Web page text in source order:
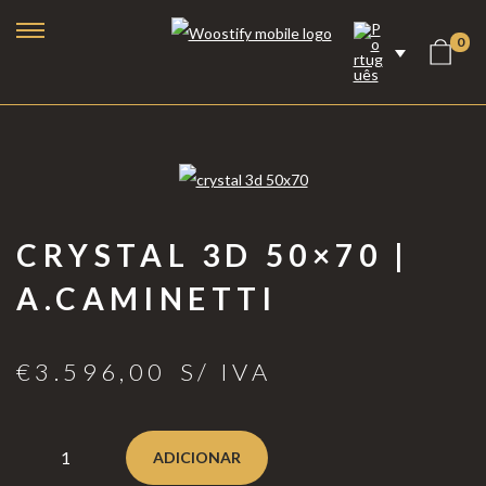
0
CRYSTAL 3D 50×70 |
A.CAMINETTI
€ 3.596,00 S/ IVA
ADICIONAR
Lareiras Elétricas